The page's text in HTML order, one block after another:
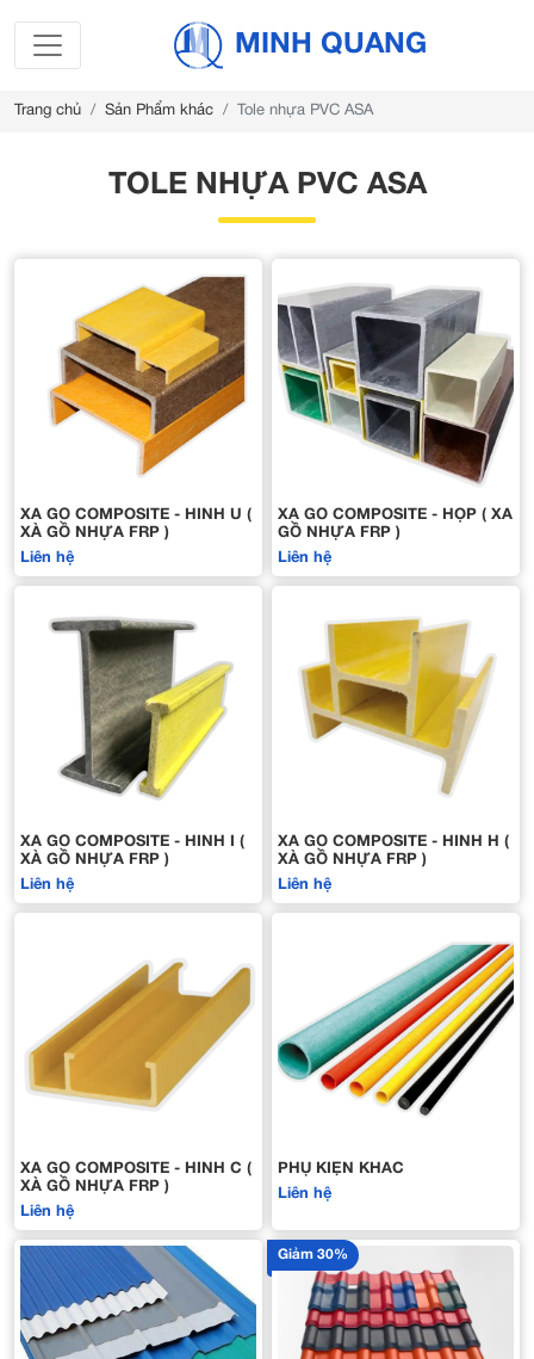
MINH QUANG
Trang chủ Sản Phẩm khác Tole nhựa PVC ASA
TOLE NHỰA PVC ASA
XÀ GỒ COMPOSITE - HÌNH U (
XÀ GỒ NHỰA FRP )
Liên hệ
XÀ GỒ COMPOSITE - HỘP ( XÀ
GỒ NHỰA FRP )
Liên hệ
XÀ GỒ COMPOSITE - HÌNH I (
XÀ GỒ NHỰA FRP )
Liên hệ
XÀ GỒ COMPOSITE - HÌNH H (
XÀ GỒ NHỰA FRP )
Liên hệ
XÀ GỒ COMPOSITE - HÌNH C (
XÀ GỒ NHỰA FRP )
Liên hệ
PHỤ KIỆN KHÁC
Liên hệ
Giảm 30%